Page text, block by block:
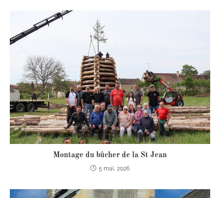
Montage du bûcher de la St Jean
5 mai, 2026